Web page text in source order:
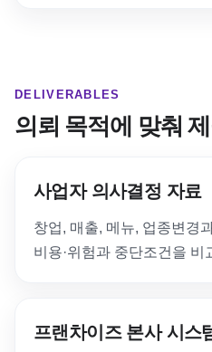
DELIVERABLES
의뢰 목적에 맞춰
사업자 의사결정 자료
창업, 매출, 메뉴, 업종변경
비용·위험과 중단조건을 비
프랜차이즈 본사 시스